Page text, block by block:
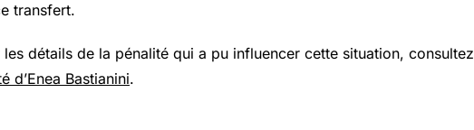
transfert.
détails de la pénalité qui a pu influencer cette situation, consultez
d’Enea Bastianini.